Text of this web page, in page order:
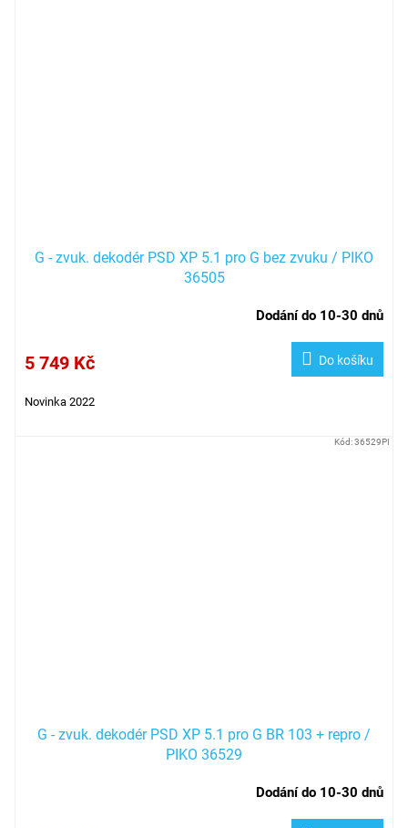
G - zvuk. dekodér PSD XP 5.1 pro G bez zvuku / PIKO
36505
Dodání do 10-30 dnů
5 749 Kč Do košíku
Novinka 2022
G - zvuk. dekodér PSD XP 5.1 pro G BR 103 + repro /
PIKO 36529
Dodání do 10-30 dnů
Kód:36529PI